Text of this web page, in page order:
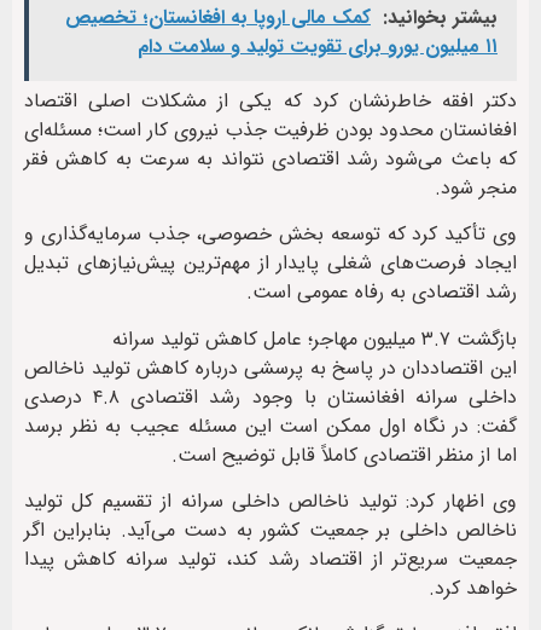
بیشتر بخوانید: کمک مالی اروپا به افغانستان؛ تخصیص
۱۱ میلیون یورو برای تقویت تولید و سلامت دام
دکتر افقه خاطرنشان کرد که یکی از مشکلات اصلی اقتصاد
افغانستان محدود بودن ظرفیت جذب نیروی کار است؛ مسئله‌ای
که باعث می‌شود رشد اقتصادی نتواند به سرعت به کاهش فقر
منجر شود.
وی تأکید کرد که توسعه بخش خصوصی، جذب سرمایه‌گذاری و
ایجاد فرصت‌های شغلی پایدار از مهم‌ترین پیش‌نیازهای تبدیل
رشد اقتصادی به رفاه عمومی است.
بازگشت ۳.۷ میلیون مهاجر؛ عامل کاهش تولید سرانه
این اقتصاددان در پاسخ به پرسشی درباره کاهش تولید ناخالص
داخلی سرانه افغانستان با وجود رشد اقتصادی ۴.۸ درصدی
گفت: در نگاه اول ممکن است این مسئله عجیب به نظر برسد
اما از منظر اقتصادی کاملاً قابل توضیح است.
وی اظهار کرد: تولید ناخالص داخلی سرانه از تقسیم کل تولید
ناخالص داخلی بر جمعیت کشور به دست می‌آید. بنابراین اگر
جمعیت سریع‌تر از اقتصاد رشد کند، تولید سرانه کاهش پیدا
خواهد کرد.